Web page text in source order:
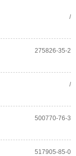
/
275826-35-2
/
500770-76-3
517905-85-0